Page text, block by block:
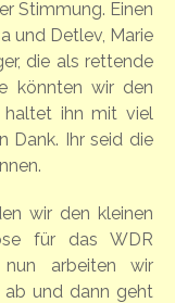
Stimmung. Einen
und Detlev, Marie
die als rettende
könnten wir den
haltet ihn mit viel
Dank. Ihr seid die
wir den kleinen
für das WDR
nun arbeiten wir
ab und dann geht